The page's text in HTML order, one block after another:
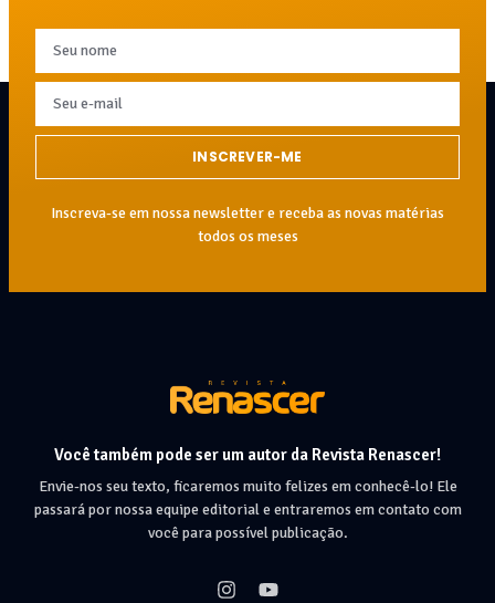
INSCREVER-ME
Inscreva-se em nossa newsletter e receba as novas matérias
todos os meses
Você também pode ser um autor da Revista Renascer!
Envie-nos seu texto, ficaremos muito felizes em conhecê-lo! Ele
passará por nossa equipe editorial e entraremos em contato com
você para possível publicação.